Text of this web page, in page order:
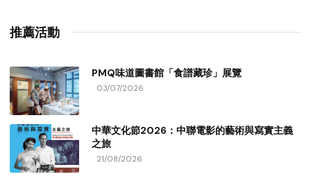
推薦活動
PMQ味道圖書館「食譜藏珍」展覽
03/07/2026
中華文化節2026：中聯電影的藝術與寫實主義
之旅
21/08/2026